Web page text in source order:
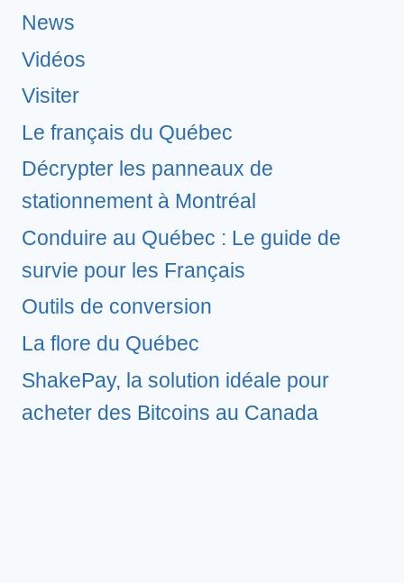
News
Vidéos
Visiter
Le français du Québec
Décrypter les panneaux de
stationnement à Montréal
Conduire au Québec : Le guide de
survie pour les Français
Outils de conversion
La flore du Québec
ShakePay, la solution idéale pour
acheter des Bitcoins au Canada